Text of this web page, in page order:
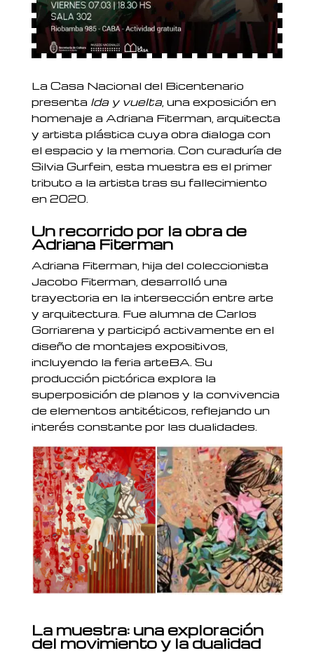
La Casa Nacional del Bicentenario
presenta Ida y vuelta, una exposición en
homenaje a Adriana Fiterman, arquitecta
y artista plástica cuya obra dialoga con
el espacio y la memoria. Con curaduría de
Silvia Gurfein, esta muestra es el primer
tributo a la artista tras su fallecimiento
en 2020.
Un recorrido por la obra de
Adriana Fiterman
Adriana Fiterman, hija del coleccionista
Jacobo Fiterman, desarrolló una
trayectoria en la intersección entre arte
y arquitectura. Fue alumna de Carlos
Gorriarena y participó activamente en el
diseño de montajes expositivos,
incluyendo la feria arteBA. Su
producción pictórica explora la
superposición de planos y la convivencia
de elementos antitéticos, reflejando un
interés constante por las dualidades.
La muestra: una exploración
del movimiento y la dualidad